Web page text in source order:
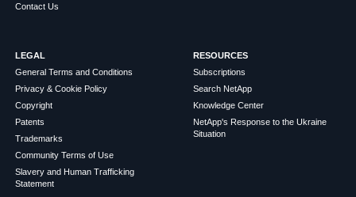
Contact Us
LEGAL
General Terms and Conditions
Privacy & Cookie Policy
Copyright
Patents
Trademarks
Community Terms of Use
Slavery and Human Trafficking
Statement
RESOURCES
Subscriptions
Search NetApp
Knowledge Center
NetApp's Response to the Ukraine
Situation